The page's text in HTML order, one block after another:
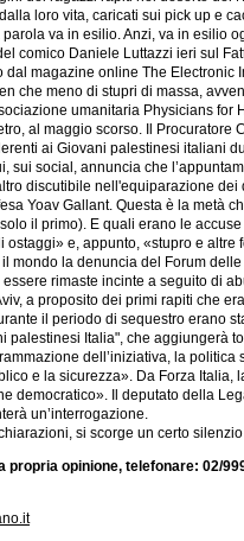
loro vita, caricati sui pick up e
va in esilio. Anzi, va in esilio
comico Daniele Luttazzi ieri sul
dal magazine online The
che meno di stupri di massa,
umanitaria Physicians
al maggio scorso. Il
ai Giovani palestinesi italiani
sui social, annuncia che
discutibile nell'equiparazione
Yoav Gallant. Questa è la metà
il primo). E quali erano le
ostaggi» e, appunto, «stupro e altre
il mondo la denuncia del Forum
rimaste incinte a seguito di
a proposito dei primi rapiti che
il periodo di sequestro erano
palestinesi Italia", che aggiungerà
dell’iniziativa, la
e la sicurezza». Da Forza
democratico». Il deputato della
un’interrogazione.
si scorge un certo
propria opinione, telefonare: 02/